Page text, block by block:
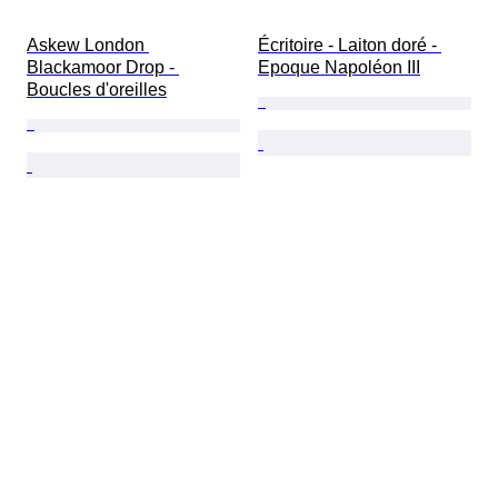
Askew London
Blackamoor Drop -
Boucles d'oreilles
Écritoire - Laiton doré -
Epoque Napoléon III